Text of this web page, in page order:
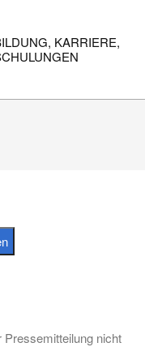
KARRIERE,
nicht